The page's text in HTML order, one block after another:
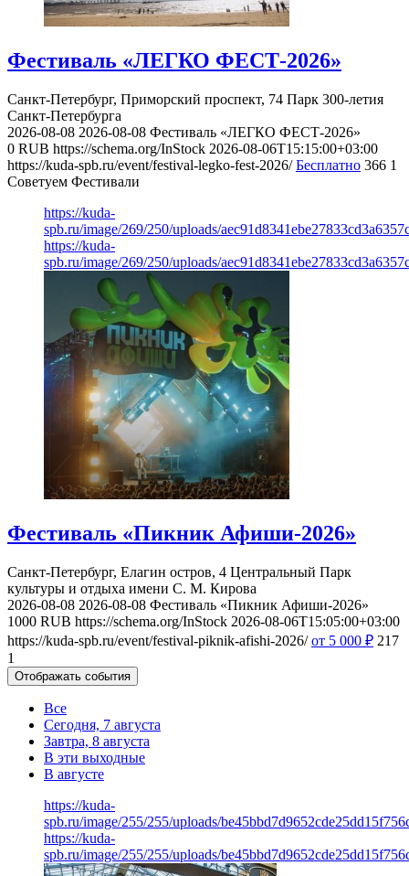
Фестиваль «ЛЕГКО ФЕСТ-2026»
Санкт-Петербург, Приморский проспект, 74 Парк 300-летия
Санкт-Петербурга
2026-08-08 2026-08-08 Фестиваль «ЛЕГКО ФЕСТ-2026»
0 RUB https://schema.org/InStock 2026-08-06T15:15:00+03:00
https://kuda-spb.ru/event/festival-legko-fest-2026/ Бесплатно 366 1
Советуем Фестивали
https://kuda-
spb.ru/image/269/250/uploads/
https://kuda-
spb.ru/image/269/250/uploads/
Фестиваль «Пикник Афиши-2026»
Санкт-Петербург, Елагин остров, 4 Центральный Парк
культуры и отдыха имени С. М. Кирова
2026-08-08 2026-08-08 Фестиваль «Пикник Афиши-2026»
1000 RUB https://schema.org/InStock 2026-08-06T15:05:00+03:00
https://kuda-spb.ru/event/festival-piknik-afishi-2026/ от 5 000 ₽ 217
1
Отображать события
Все
Сегодня, 7 августа
Завтра, 8 августа
В эти выходные
В августе
https://kuda-
spb.ru/image/255/255/uploads/
https://kuda-
spb.ru/image/255/255/uploads/